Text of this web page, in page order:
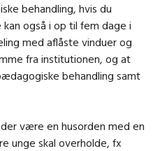
behandling, hvis du
også i op til fem dage i
med aflåste vinduer og
fra institutionen, og at
behandling samt
være en husorden med en
unge skal overholde, fx